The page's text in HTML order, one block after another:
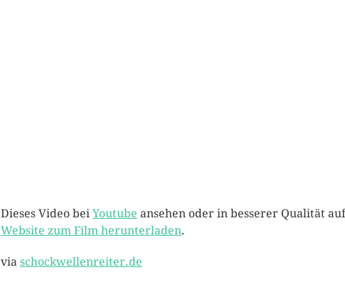
Dieses Video bei Youtube ansehen oder in besserer Qualität
Website zum Film herunterladen.
via schockwellenreiter.de